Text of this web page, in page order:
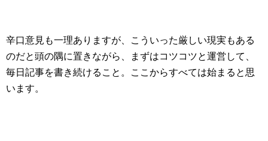
辛口意見も一理ありますが、こういった厳しい現実もある
のだと頭の隅に置きながら、まずはコツコツと運営して、
毎日記事を書き続けること。ここからすべては始まると思
います。